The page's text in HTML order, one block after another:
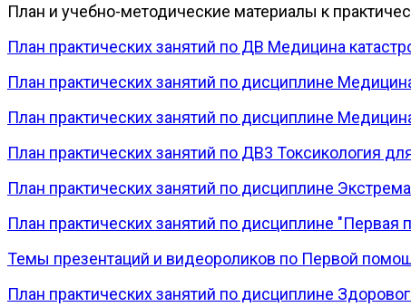
План и учебно-методические материалы к
План практических занятий по ДВ Медицина
План практических занятий по дисциплине
План практических занятий по дисциплине
План практических занятий по ДВ3 Токсикология
План практических занятий по дисциплине
План практических занятий по дисциплине
Темы презентаций и видеороликов по Первой
План практических занятий по дисциплине